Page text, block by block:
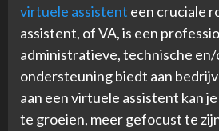
virtuele assistent een cruciale
assistent, of VA, is een
administratieve, technische
ondersteuning biedt aan
aan een virtuele assistent kan
te groeien, meer gefocust te